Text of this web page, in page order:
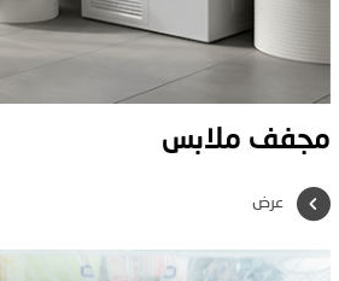
مجفف ملابس
عرض